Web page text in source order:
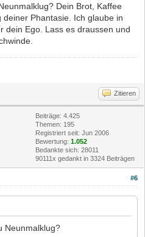
Dein Brot, Kaffee
Phantasie. Ich glaube in
dein Ego. Lass es draussen und
Zitieren
Beiträge: 4.425
Themen: 195
Registriert seit: Jun 2006
Bewertung: 1.052
Bedankte sich: 28011
90111x gedankt in 3324 Beiträgen
#6
Neunmalklug?